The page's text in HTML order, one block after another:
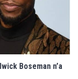
Boseman n’a